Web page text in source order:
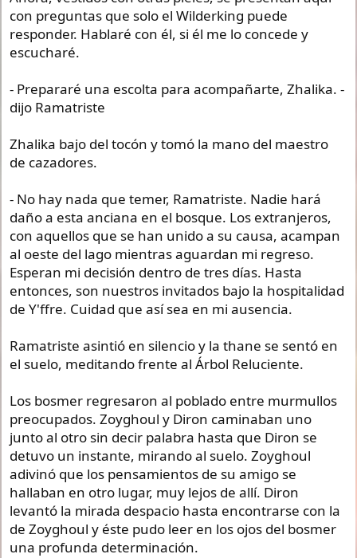
con preguntas que solo el Wilderking puede
responder. Hablaré con él, si él me lo concede y
escucharé.
- Prepararé una escolta para acompañarte, Zhalika. -
dijo Ramatriste
Zhalika bajo del tocón y tomó la mano del maestro
de cazadores.
- No hay nada que temer, Ramatriste. Nadie hará
daño a esta anciana en el bosque. Los extranjeros,
con aquellos que se han unido a su causa, acampan
al oeste del lago mientras aguardan mi regreso.
Esperan mi decisión dentro de tres días. Hasta
entonces, son nuestros invitados bajo la hospitalidad
de Y'ffre. Cuidad que así sea en mi ausencia.
Ramatriste asintió en silencio y la thane se sentó en
el suelo, meditando frente al Árbol Reluciente.
Los bosmer regresaron al poblado entre murmullos
preocupados. Zoyghoul y Diron caminaban uno
junto al otro sin decir palabra hasta que Diron se
detuvo un instante, mirando al suelo. Zoyghoul
adivinó que los pensamientos de su amigo se
hallaban en otro lugar, muy lejos de allí. Diron
levantó la mirada despacio hasta encontrarse con la
de Zoyghoul y éste pudo leer en los ojos del bosmer
una profunda determinación.